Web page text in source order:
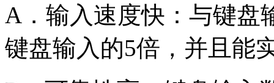
A．输入速度快：与键盘
键盘输入的5倍，并且能